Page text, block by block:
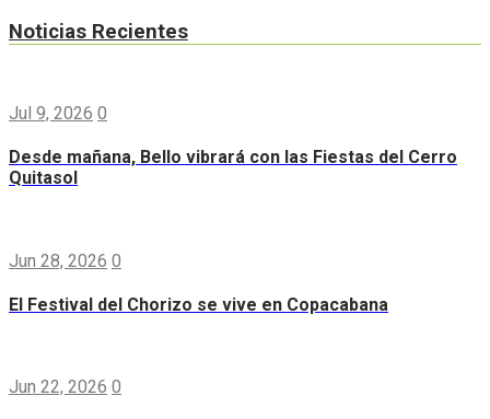
Noticias Recientes
Jul 9, 2026 0
Desde mañana, Bello vibrará con las Fiestas del Cerro
Quitasol
Jun 28, 2026 0
El Festival del Chorizo se vive en Copacabana
Jun 22, 2026 0